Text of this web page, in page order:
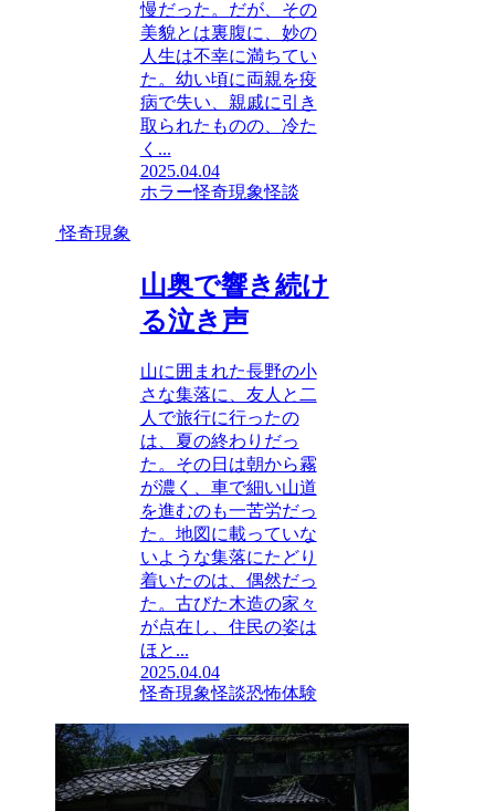
慢だった。だが、その
美貌とは裏腹に、妙の
人生は不幸に満ちてい
た。幼い頃に両親を疫
病で失い、親戚に引き
取られたものの、冷た
く...
2025.04.04
ホラー怪奇現象怪談
怪奇現象
山奥で響き続け
る泣き声
山に囲まれた長野の小
さな集落に、友人と二
人で旅行に行ったの
は、夏の終わりだっ
た。その日は朝から霧
が濃く、車で細い山道
を進むのも一苦労だっ
た。地図に載っていな
いような集落にたどり
着いたのは、偶然だっ
た。古びた木造の家々
が点在し、住民の姿は
ほと...
2025.04.04
怪奇現象怪談恐怖体験